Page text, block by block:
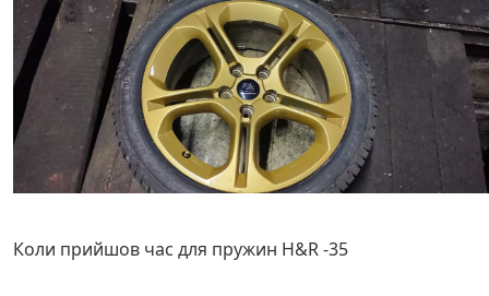
Коли прийшов час для пружин H&R -35